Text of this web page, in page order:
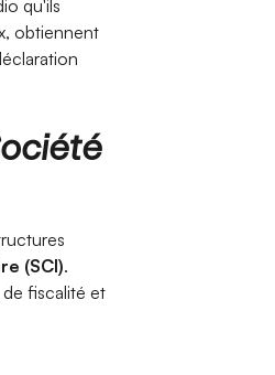
qu'ils
obtiennent
(SCI).
fiscalité et